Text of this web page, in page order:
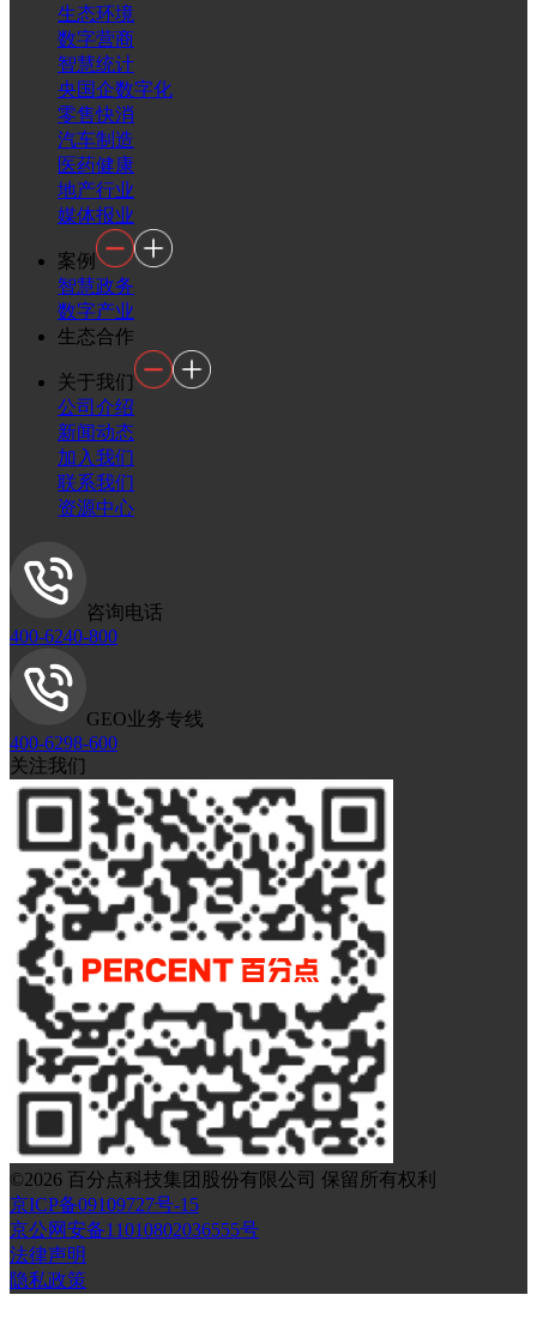
生态环境
数字营商
智慧统计
央国企数字化
零售快消
汽车制造
医药健康
地产行业
媒体报业
案例
智慧政务
数字产业
生态合作
关于我们
公司介绍
新闻动态
加入我们
联系我们
资源中心
咨询电话
400-6240-800
GEO业务专线
400-6298-600
关注我们
©2026 百分点科技集团股份有限公司 保留所有权利
京ICP备09109727号-15
京公网安备11010802036555号
法律声明
隐私政策